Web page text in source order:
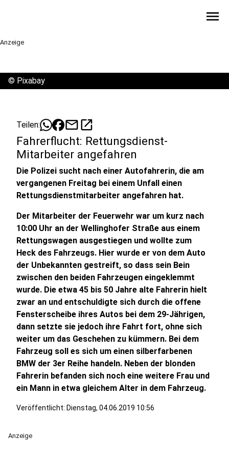
menu
Anzeige
© Pixabay
Teilen: mailopen_in_new
Fahrerflucht: Rettungsdienst-
Mitarbeiter angefahren
Die Polizei sucht nach einer Autofahrerin, die am
vergangenen Freitag bei einem Unfall einen
Rettungsdienstmitarbeiter angefahren hat.
Der Mitarbeiter der Feuerwehr war um kurz nach
10:00 Uhr an der Wellinghofer Straße aus einem
Rettungswagen ausgestiegen und wollte zum
Heck des Fahrzeugs. Hier wurde er von dem Auto
der Unbekannten gestreift, so dass sein Bein
zwischen den beiden Fahrzeugen eingeklemmt
wurde. Die etwa 45 bis 50 Jahre alte Fahrerin hielt
zwar an und entschuldigte sich durch die offene
Fensterscheibe ihres Autos bei dem 29-Jährigen,
dann setzte sie jedoch ihre Fahrt fort, ohne sich
weiter um das Geschehen zu kümmern. Bei dem
Fahrzeug soll es sich um einen silberfarbenen
BMW der 3er Reihe handeln. Neben der blonden
Fahrerin befanden sich noch eine weitere Frau und
ein Mann in etwa gleichem Alter in dem Fahrzeug.
Veröffentlicht: Dienstag, 04.06.2019 10:56
Anzeige